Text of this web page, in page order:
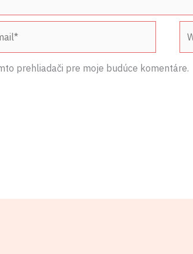
prehliadači pre moje budúce komentáre.